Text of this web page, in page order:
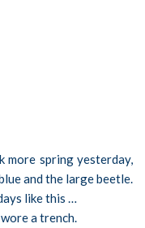
more spring yesterday,
and the large beetle.
like this …
a trench.